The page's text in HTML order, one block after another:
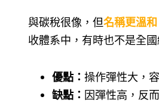
與碳稅很像，但名稱更溫
收體系中，有時也不是全國
優點： 操作彈性大，
缺點： 因彈性高，反